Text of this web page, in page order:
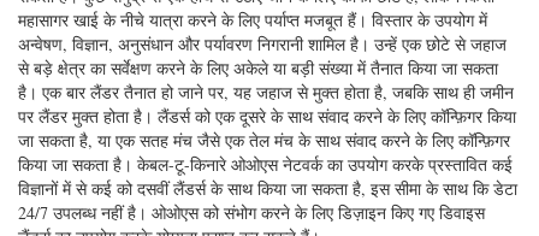
अत्यधिक अनुकूल लागत वाले गहरे महासागर की बढ़ती खोज की इजाजत देकर,
अत्यधिक अनुकूलनीय द्विपक्षीय लैंडर्स के उपयोग को प्रदर्शित करना।
द बेंथिक लैंडर
द्विपक्षीय लैंडर एक अनचाहे मुक्त वाहन है, जिसका अर्थ है कि एक बार यह पक्ष में है,
जहाज के सभी भौतिक कनेक्शन टूट गए हैं। लैंडर को नीचे और पीछे पार करने की क्षमता
आर्किमिडीज के सिद्धांत के अनुसार घनत्व को नियंत्रित करने पर आधारित है: यदि लैंडर
समुद्री जल से भारी है तो यह डूबता है, अगर यह हल्का होता है, तो यह तैरता है। एक
व्यय एंकर डूबने के लिए नकारात्मक वजन प्रदान करता है, निश्चित फ्लोटेशन एंकर जारी
होने के बाद सतह पर वापस तैरने के लिए विस्थापन प्रदान करता है।